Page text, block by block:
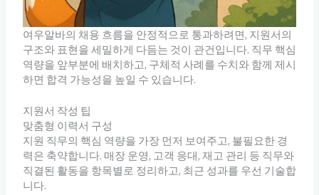
여우알바의 채용 흐름을 안정적으로 통과하려면, 지원서의
구조와 표현을 세밀하게 다듬는 것이 관건입니다. 직무 핵심
역량을 앞부분에 배치하고, 구체적 사례를 수치와 함께 제시
하면 합격 가능성을 높일 수 있습니다.
지원서 작성 팁
맞춤형 이력서 구성
지원 직무의 핵심 역량을 가장 먼저 보여주고, 불필요한 경
력은 축약합니다. 매장 운영, 고객 응대, 재고 관리 등 직무와
직결된 활동을 항목별로 정리하고, 최근 성과를 우선 기술합
니다.